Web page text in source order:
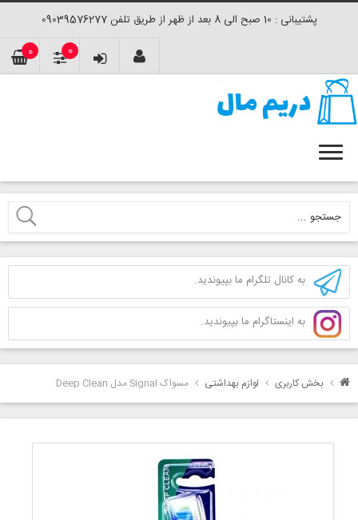
پشتیبانی : 10 صبح الی 8 بعد از ظهر از طریق تلفن 09039576277
0 0
به کانال تلگرام ما بپیوندید.
به اینستاگرام ما بپیوندید.
بخش کاربری لوازم بهداشتی مسواک Signal مدل Deep Clean